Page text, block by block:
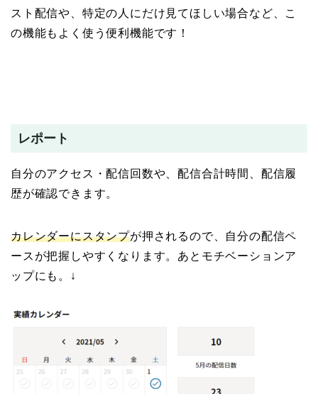
スト配信や、特定の人にだけ見てほしい場合など、こ
の機能もよく使う便利機能です！
レポート
自分のアクセス・配信回数や、配信合計時間、配信履
歴が確認できます。
カレンダーにスタンプが押されるので、自分の配信ペ
ースが把握しやすくなります。あとモチベーションア
ップにも。↓